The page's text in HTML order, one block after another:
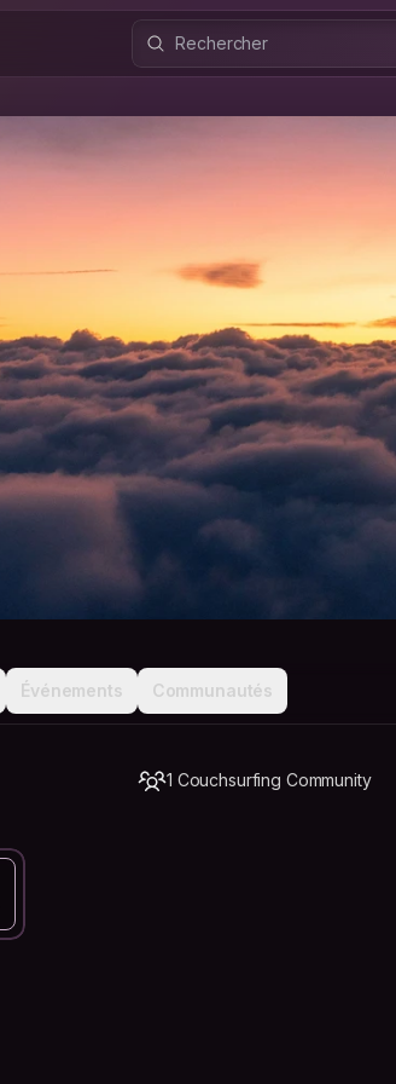
Événements Communautés
1 Couchsurfing Community